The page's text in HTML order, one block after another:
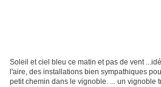
Soleil et ciel bleu ce matin et pas de vent
l'aire, des installations bien sympathiques
petit chemin dans le vignoble. ... un vignoble